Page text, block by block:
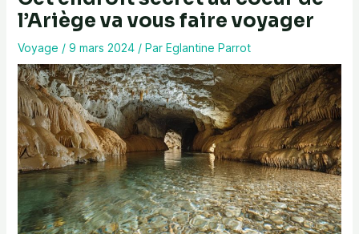
l’Ariège va vous faire voyager
Voyage / 9 mars 2024 / Par Eglantine Parrot